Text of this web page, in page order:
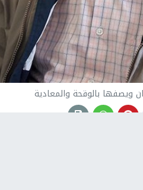
ويصفها بالوقحة والمعادية